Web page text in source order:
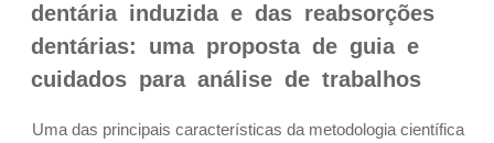
dentária induzida e das reabsorções
dentárias: uma proposta de guia e
cuidados para análise de trabalhos
Uma das principais características da metodologia científica